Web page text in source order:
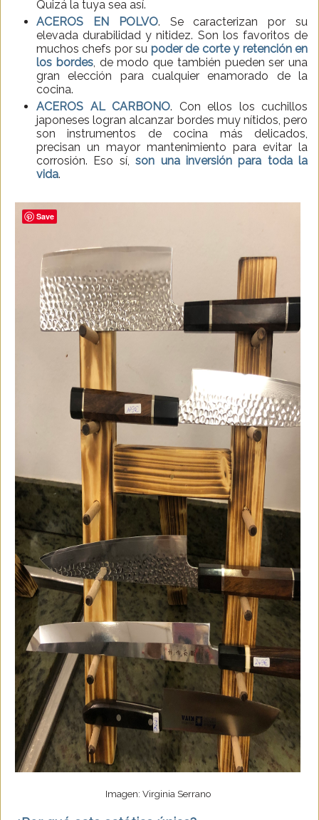
Quizá la tuya sea así.
ACEROS EN POLVO. Se caracterizan por su
elevada durabilidad y nitidez. Son los favoritos de
muchos chefs por su poder de corte y retención en
los bordes, de modo que también pueden ser una
gran elección para cualquier enamorado de la
cocina.
ACEROS AL CARBONO. Con ellos los cuchillos
japoneses logran alcanzar bordes muy nítidos, pero
son instrumentos de cocina más delicados,
precisan un mayor mantenimiento para evitar la
corrosión. Eso sí, son una inversión para toda la
vida.
Imagen: Virginia Serrano
Save